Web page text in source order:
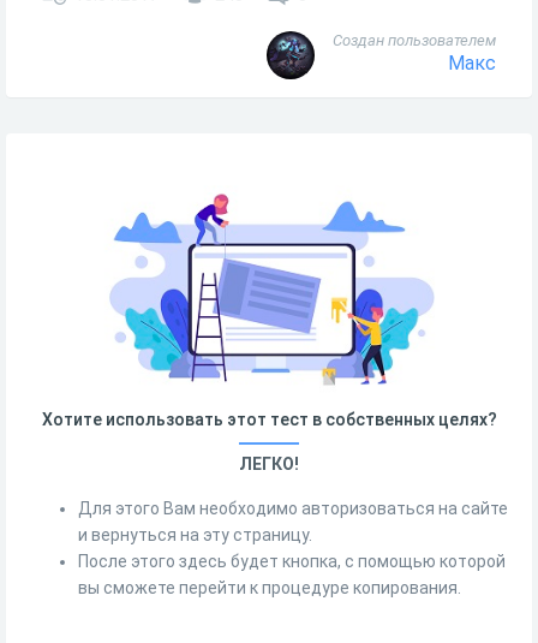
Создан пользователем
Макс
Хотите использовать этот тест в собственных целях?
ЛЕГКО!
Для этого Вам необходимо авторизоваться на сайте
и вернуться на эту страницу.
После этого здесь будет кнопка, с помощью которой
вы сможете перейти к процедуре копирования.